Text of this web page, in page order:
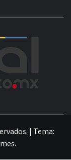
| Tema:
.